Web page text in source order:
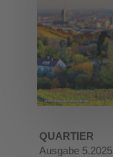
QUARTIER
Ausgabe 5.2025